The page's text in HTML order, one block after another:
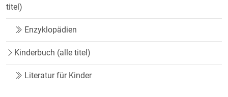
titel)
Enzyklopädien
Kinderbuch (alle titel)
Literatur für Kinder